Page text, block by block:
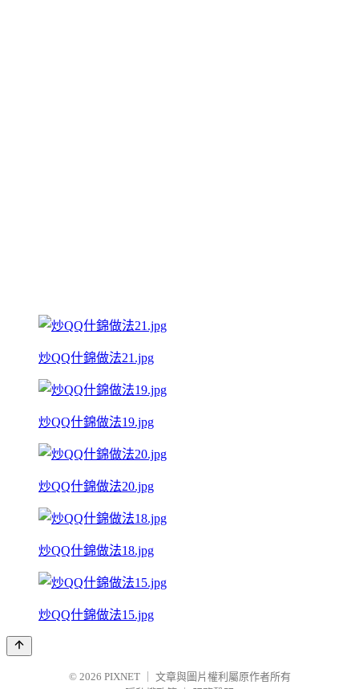
炒QQ什錦做法21.jpg
炒QQ什錦做法19.jpg
炒QQ什錦做法20.jpg
炒QQ什錦做法18.jpg
炒QQ什錦做法15.jpg
© 2026 PIXNET
文章與圖片權利屬原作者所有